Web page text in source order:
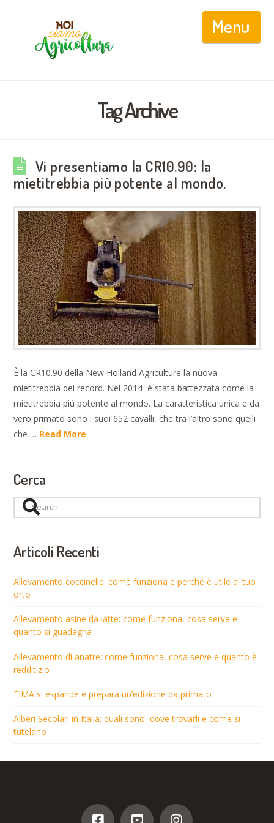
Tag Archive
Vi presentiamo la CR10.90: la
mietitrebbia più potente al mondo.
È la CR10.90 della New Holland Agriculture la nuova
mietitrebbia dei record. Nel 2014 è stata battezzata come la
mietitrebbia più potente al mondo. La caratteristica unica e da
vero primato sono i suoi 652 cavalli, che tra l’altro sono quelli
che … Read More
Cerca
Search
Articoli Recenti
Allevamento coccinelle: come funziona e perché è utile al tuo
orto
Allevamento asine da latte: come funziona, cosa serve e
quanto si guadagna
Allevamento di anatre: come funziona, cosa serve e quanto è
redditizio
EIMA si espande e prepara un’edizione da primato
Alberi Secolari in Italia: quali sono, dove trovarli e come si
tutelano